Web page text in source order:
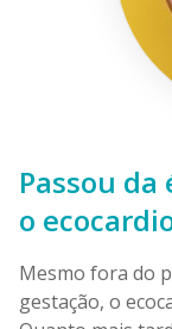
Passou
o
Mesmo fora do
gestação, o